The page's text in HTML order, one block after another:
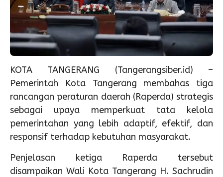
KOTA TANGERANG (Tangerangsiber.id) –
Pemerintah Kota Tangerang membahas tiga
rancangan peraturan daerah (Raperda) strategis
sebagai upaya memperkuat tata kelola
pemerintahan yang lebih adaptif, efektif, dan
responsif terhadap kebutuhan masyarakat.
Penjelasan ketiga Raperda tersebut
disampaikan Wali Kota Tangerang H. Sachrudin